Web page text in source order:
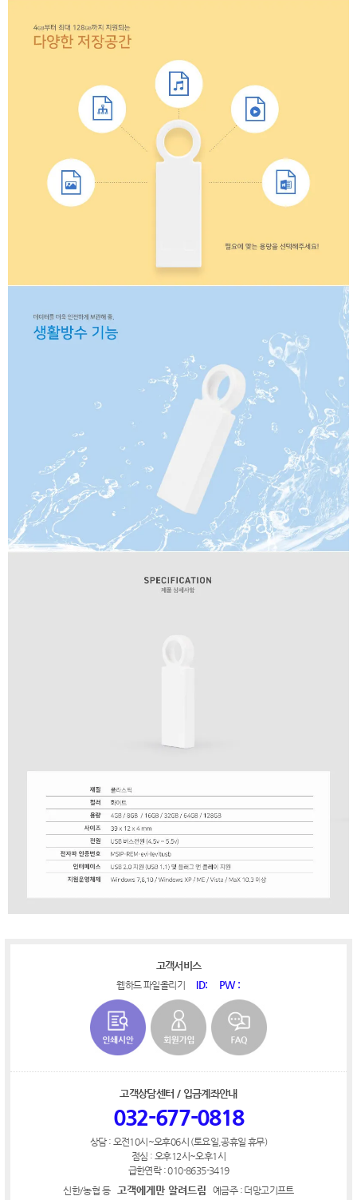
고객서비스
웹하드 파일올리기 ID: PW :
고객상담센터 / 입금계좌안내
032-677-0818
상담 : 오전10시~오후06시 (토요일,공휴일 휴무)
점심 : 오후12시~오후1시
급한연락 : 010-8635-3419
신한/농협 등
고객에게만 알려드림 예금주 : 더망고기프트